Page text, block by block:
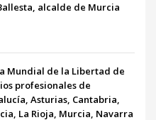
alcalde de Murcia
Mundial de la Libertad de
profesionales de
Asturias, Cantabria,
La Rioja, Murcia, Navarra